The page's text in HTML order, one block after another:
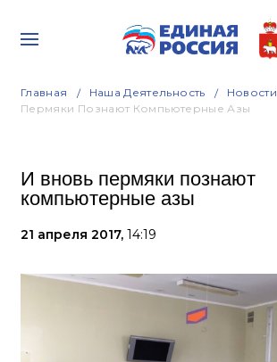
Главная Наша Деятельность Новости
Пермяки Познают Компьютерные Азы
И вновь пермяки познают
компьютерные азы
21 апреля 2017, 14:19